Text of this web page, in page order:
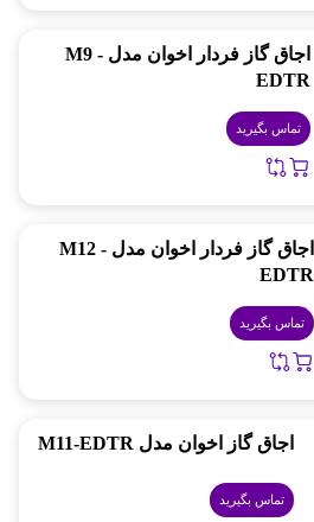
اجاق گاز فردار اخوان مدل M9 -
EDTR
تماس بگیرید
اجاق گاز فردار اخوان مدل M12 -
EDTR
تماس بگیرید
اجاق گاز اخوان مدل M11-EDTR
تماس بگیرید